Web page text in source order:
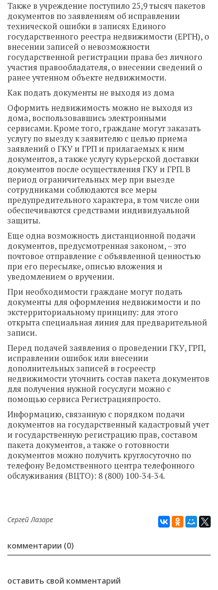
Также в учреждение поступило 25,9 тысяч пакетов
документов по заявлениям об исправлении
технической ошибки в записях Единого
государственного реестра недвижимости (ЕРГН), о
внесении записей о невозможности
государственной регистрации права без личного
участия правообладателя, о внесении сведений о
ранее учтенном объекте недвижимости.
Как подать документы не выходя из дома
Оформить недвижимость можно не выходя из
дома, воспользовавшись электронными
сервисами. Кроме того, граждане могут заказать
услугу по выезду к заявителю с целью приема
заявлений о ГКУ и ГРП и прилагаемых к ним
документов, а также услугукурьерской доставки
документов после осуществления ГКУ и ГРП. В
период ограничительных мер при выезде
сотрудниками соблюдаются все меры
предупредительного характера, в том числе они
обеспечиваются средствами индивидуальной
защиты.
Еще одна возможность дистанционной подачи
документов, предусмотренная законом, – это
почтовое отправление с объявленной ценностью
при его пересылке, описью вложения и
уведомлением о вручении.
При необходимости граждане могут подать
документы для оформления недвижимости и по
экстерриториальному принципу: для этого
открыта специальная линия для предварительной
записи.
Перед подачей заявления о проведении ГКУ, ГРП,
исправлении ошибок или внесении
дополнительных записей в госреестр
недвижимости уточнить состав пакета документов
для получения нужной госуслуги можно с
помощью сервисаРегистрацияпросто.
Информацию, связанную с порядком подачи
документов на государственный кадастровый учет
и государственную регистрацию прав, составом
пакета документов, а также о готовности
документов можно получить круглосуточно по
телефону Ведомственного центра телефонного
обслуживания (ВЦТО): 8 (800) 100-34-34.
Сергей Лазаре
комментарии (0)
оставить свой комментарий